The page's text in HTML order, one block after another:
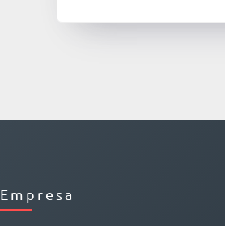
Empresa